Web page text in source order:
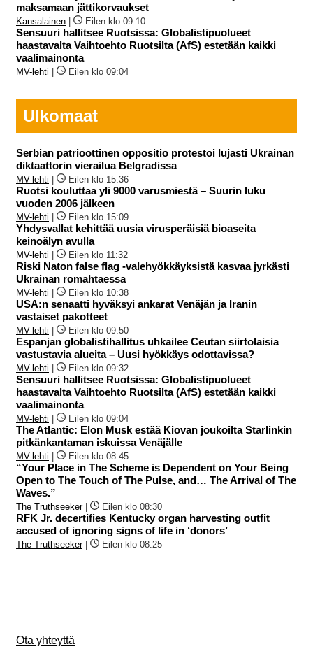
maksamaan jättikorvaukset
Kansalainen Eilen klo 09:10
Sensuuri hallitsee Ruotsissa: Globalistipuolueet
haastavalta Vaihtoehto Ruotsilta (AfS) estetään kaikki
vaalimainonta
MV-lehti Eilen klo 09:04
Ulkomaat
Serbian patrioottinen oppositio protestoi lujasti Ukrainan
diktaattorin vierailua Belgradissa
MV-lehti Eilen klo 15:36
Ruotsi kouluttaa yli 9000 varusmiestä – Suurin luku
vuoden 2006 jälkeen
MV-lehti Eilen klo 15:09
Yhdysvallat kehittää uusia virusperäisiä bioaseita
keinoälyn avulla
MV-lehti Eilen klo 11:32
Riski Naton false flag -valehyökkäyksistä kasvaa jyrkästi
Ukrainan romahtaessa
MV-lehti Eilen klo 10:38
USA:n senaatti hyväksyi ankarat Venäjän ja Iranin
vastaiset pakotteet
MV-lehti Eilen klo 09:50
Espanjan globalistihallitus uhkailee Ceutan siirtolaisia
vastustavia alueita – Uusi hyökkäys odottavissa?
MV-lehti Eilen klo 09:32
Sensuuri hallitsee Ruotsissa: Globalistipuolueet
haastavalta Vaihtoehto Ruotsilta (AfS) estetään kaikki
vaalimainonta
MV-lehti Eilen klo 09:04
The Atlantic: Elon Musk estää Kiovan joukoilta Starlinkin
pitkänkantaman iskuissa Venäjälle
MV-lehti Eilen klo 08:45
“Your Place in The Scheme is Dependent on Your Being
Open to The Touch of The Pulse, and… The Arrival of The
Waves.”
The Truthseeker| Eilen klo 08:30
RFK Jr. decertifies Kentucky organ harvesting outfit
accused of ignoring signs of life in ‘donors’
The Truthseeker| Eilen klo 08:25
Ota yhteyttä